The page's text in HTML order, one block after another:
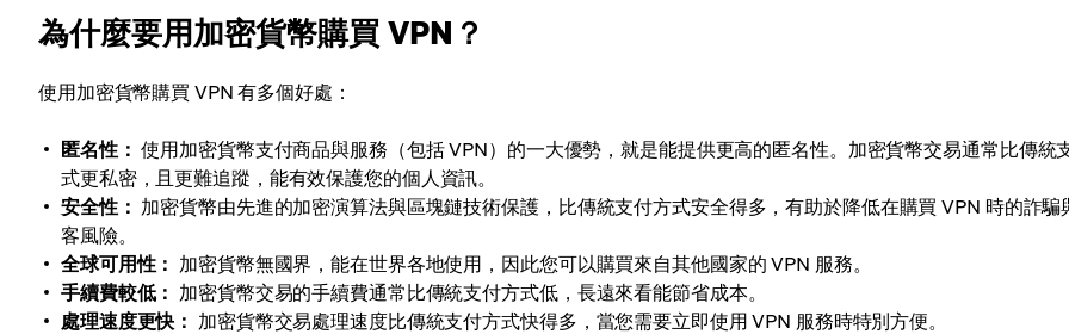
為什麼要用加密貨幣購買 VPN？
使用加密貨幣購買 VPN 有多個好處：
匿名性： 使用加密貨幣支付商品與服務（包括 VPN）的一大優勢，就是能提供更高的匿名性。加密貨幣交易通常比傳統
式更私密，且更難追蹤，能有效保護您的個人資訊。
安全性： 加密貨幣由先進的加密演算法與區塊鏈技術保護，比傳統支付方式安全得多，有助於降低在購買 VPN 時的詐騙
客風險。
全球可用性： 加密貨幣無國界，能在世界各地使用，因此您可以購買來自其他國家的 VPN 服務。
手續費較低： 加密貨幣交易的手續費通常比傳統支付方式低，長遠來看能節省成本。
處理速度更快： 加密貨幣交易處理速度比傳統支付方式快得多，當您需要立即使用 VPN 服務時特別方便。